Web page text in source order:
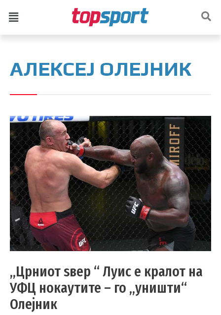
АЛЕКСЕЈ ОЛЕЈНИК
„Црниот ѕвер “ Луис е кралот на
УФЦ нокаутите – го „уништи“
Олејник